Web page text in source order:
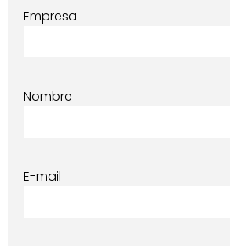
Empresa
Nombre
E-mail